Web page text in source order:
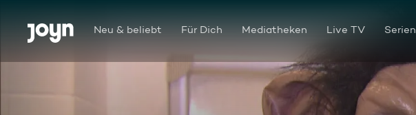
Zum Inhalt springen
Barrierefrei Neu & beliebt Für Dich Mediatheken Live TV Serien